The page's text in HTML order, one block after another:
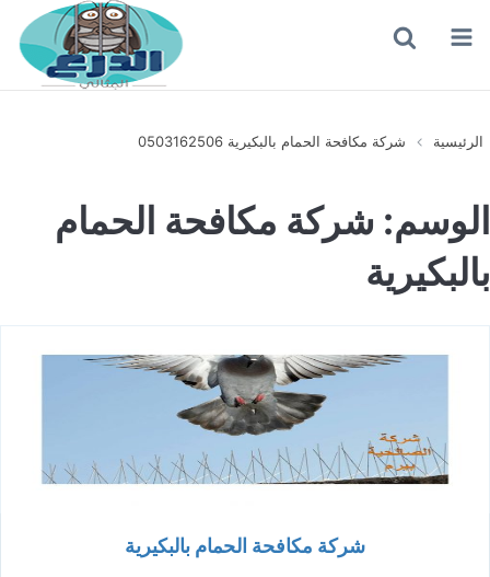
القائمة
الرئيسية شركة مكافحة الحمام بالبكيرية 0503162506
الوسم: شركة مكافحة الحمام
بالبكيرية
شركة مكافحة الحمام بالبكيرية